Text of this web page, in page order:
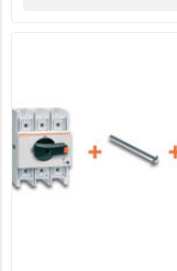
2
MORE